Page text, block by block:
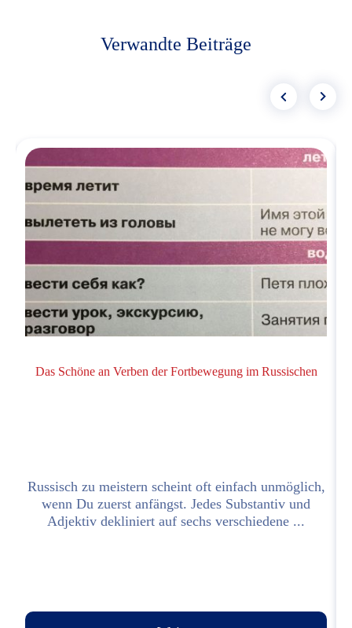
Verwandte Beiträge
Das Schöne an Verben der Fortbewegung im Russischen
Russisch zu meistern scheint oft einfach unmöglich,
wenn Du zuerst anfängst. Jedes Substantiv und
Adjektiv dekliniert auf sechs verschiedene ...